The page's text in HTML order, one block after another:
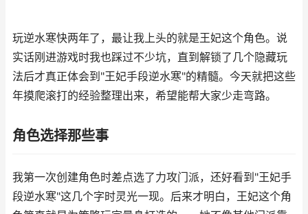
玩逆水寒快两年了，最让我上头的就是王妃这个角色。说
实话刚进游戏时我也踩过不少坑，直到解锁了几个隐藏玩
法后才真正体会到"王妃手段逆水寒"的精髓。今天就把这些
年摸爬滚打的经验整理出来，希望能帮大家少走弯路。
角色选择那些事
我第一次创建角色时差点选了力攻门派，还好看到"王妃手
段逆水寒"这几个字时灵光一现。后来才明白，王妃这个角